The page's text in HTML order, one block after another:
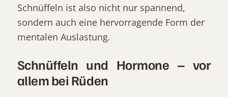
Schnüffeln ist also nicht nur spannend,
sondern auch eine hervorragende Form der
mentalen Auslastung.
Schnüffeln und Hormone – vor
allem bei Rüden